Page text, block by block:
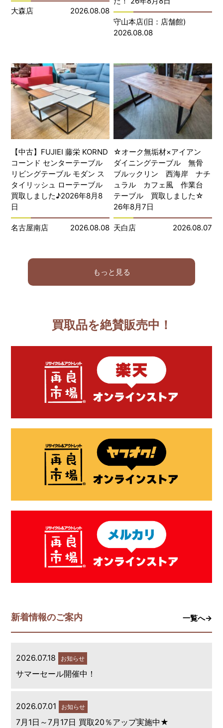
大森店 2026.08.08
守山本店(旧：店舗館)
2026.08.08
【中古】FUJIEI 藤栄 KORND
コーンド センターテーブル
リビングテーブル モダン ス
タイリッシュ ローテーブル
買取しました♪2026年8月8
日
名古屋南店 2026.08.08
☆オーク無垢材×アイアン
ダイニングテーブル 無骨
ブルックリン 西海岸 ナチ
ュラル カフェ風 作業台
テーブル 買取しました☆
26年8月7日
天白店 2026.08.07
もっと見る
買取品を絶賛販売中！
新着情報のご案内 一覧へ→
2026.07.18 お知らせ
サマーセール開催中！
2026.07.01 お知らせ
7月1日～7月17日 買取20％アップ実施中★